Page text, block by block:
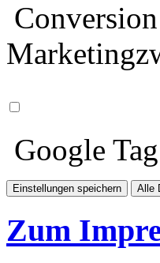
Google
Einstellungen speichern Alle
Zum